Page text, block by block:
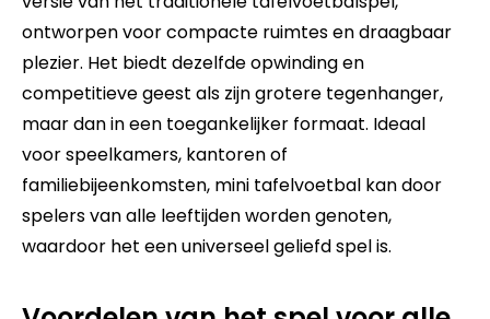
ontworpen voor compacte ruimtes en draagbaar
plezier. Het biedt dezelfde opwinding en
competitieve geest als zijn grotere tegenhanger,
maar dan in een toegankelijker formaat. Ideaal
voor speelkamers, kantoren of
familiebijeenkomsten, mini tafelvoetbal kan door
spelers van alle leeftijden worden genoten,
waardoor het een universeel geliefd spel is.